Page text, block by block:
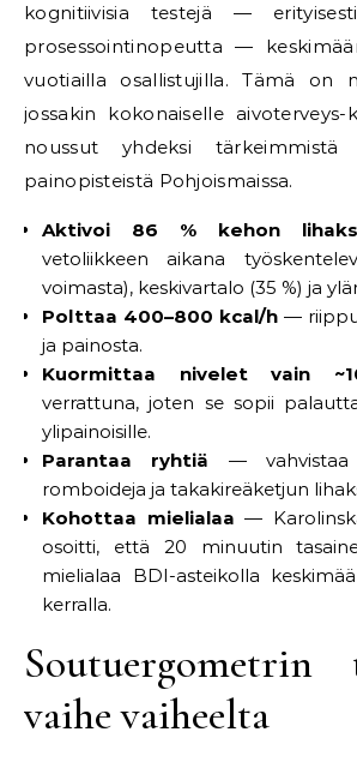
kognitiivisia testejä —
prosessointinopeutta —
vuotiailla osallistujilla. Tämä on
jossakin kokonaiselle
noussut yhdeksi tärkeimmistä
painopisteistä Pohjoismaissa.
Aktivoi 86 % kehon
vetoliikkeen aikana
voimasta), keskivartalo (35 %) ja
Polttaa 400–800 kcal/h —
ja painosta.
Kuormittaa nivelet vain
verrattuna, joten se sopii
ylipainoisille.
Parantaa ryhtiä — vahvistaa
romboideja ja takakireäketjun
Kohottaa mielialaa —
osoitti, että 20 minuutin
mielialaa BDI-asteikolla
kerralla.
Soutuergometrin
vaihe vaiheelta